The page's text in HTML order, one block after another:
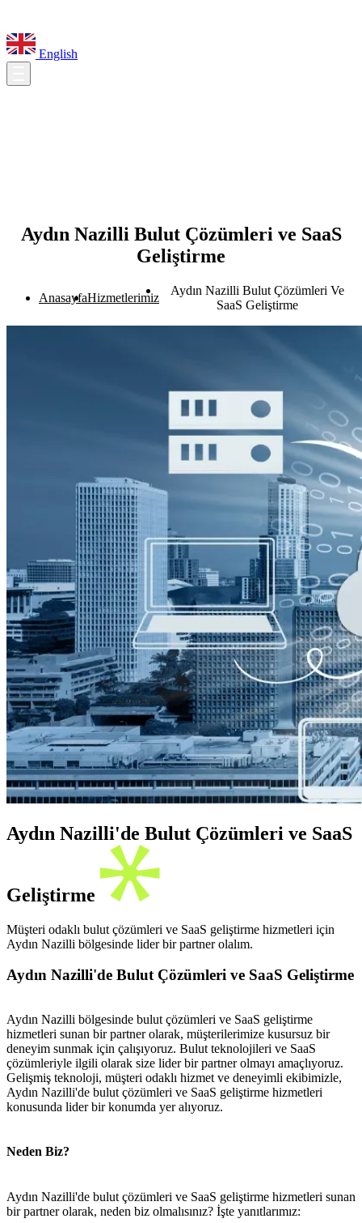
English
Aydın Nazilli Bulut Çözümleri ve SaaS
Geliştirme
AnasayfaHizmetlerimiz
Aydın Nazilli Bulut Çözümleri Ve
SaaS Geliştirme
Aydın Nazilli'de Bulut Çözümleri ve SaaS
Geliştirme
Müşteri odaklı bulut çözümleri ve SaaS geliştirme hizmetleri için
Aydın Nazilli bölgesinde lider bir partner olalım.
Aydın Nazilli'de Bulut Çözümleri ve SaaS Geliştirme
Aydın Nazilli bölgesinde bulut çözümleri ve SaaS geliştirme
hizmetleri sunan bir partner olarak, müşterilerimize kusursuz bir
deneyim sunmak için çalışıyoruz. Bulut teknolojileri ve SaaS
çözümleriyle ilgili olarak size lider bir partner olmayı amaçlıyoruz.
Gelişmiş teknoloji, müşteri odaklı hizmet ve deneyimli ekibimizle,
Aydın Nazilli'de bulut çözümleri ve SaaS geliştirme hizmetleri
konusunda lider bir konumda yer alıyoruz.
Neden Biz?
Aydın Nazilli'de bulut çözümleri ve SaaS geliştirme hizmetleri sunan
bir partner olarak, neden biz olmalısınız? İşte yanıtlarımız: